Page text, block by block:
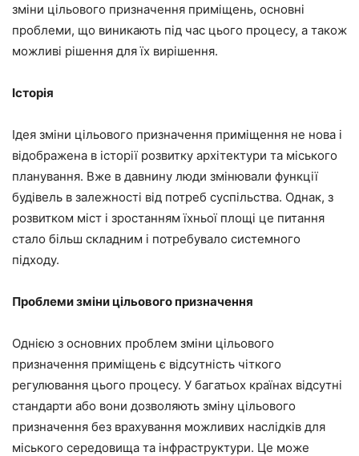
зміни цільового призначення приміщень, основні
проблеми, що виникають під час цього процесу, а також
можливі рішення для їх вирішення.
Історія
Ідея зміни цільового призначення приміщення не нова і
відображена в історії розвитку архітектури та міського
планування. Вже в давнину люди змінювали функції
будівель в залежності від потреб суспільства. Однак, з
розвитком міст і зростанням їхньої площі це питання
стало більш складним і потребувало системного
підходу.
Проблеми зміни цільового призначення
Однією з основних проблем зміни цільового
призначення приміщень є відсутність чіткого
регулювання цього процесу. У багатьох країнах відсутні
стандарти або вони дозволяють зміну цільового
призначення без врахування можливих наслідків для
міського середовища та інфраструктури. Це може